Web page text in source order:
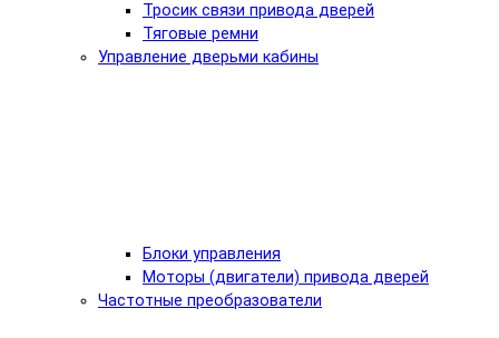
Тросик связи привода дверей
Тяговые ремни
Управление дверьми кабины
Блоки управления
Моторы (двигатели) привода дверей
Частотные преобразователи